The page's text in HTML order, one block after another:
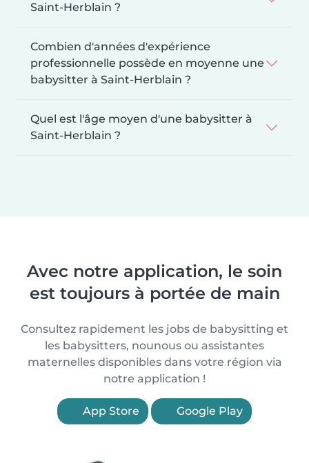
Saint-Herblain ?
Combien d'années d'expérience
professionnelle possède en moyenne une
babysitter à Saint-Herblain ?
Quel est l'âge moyen d'une babysitter à
Saint-Herblain ?
Avec notre application, le soin
est toujours à portée de main
Consultez rapidement les jobs de babysitting et
les babysitters, nounous ou assistantes
maternelles disponibles dans votre région via
notre application !
App Store Google Play